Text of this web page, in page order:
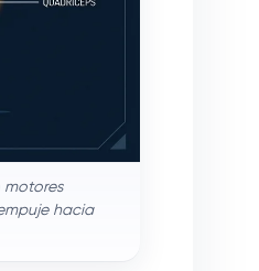
motores
hacia